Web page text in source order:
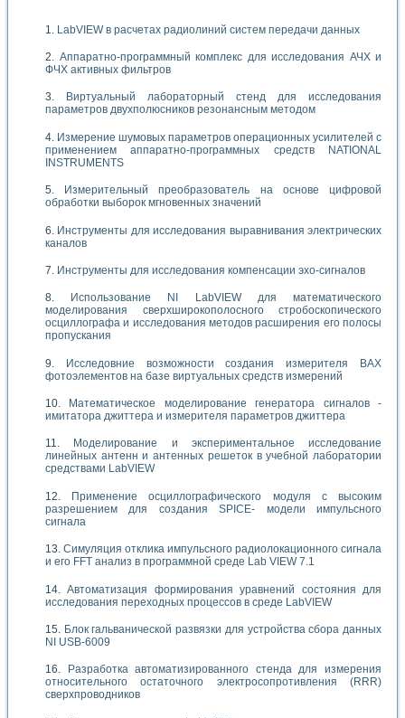
LabVIEW в расчетах радиолиний систем передачи данных
Аппаратно-программный комплекс для исследования АЧХ и
ФЧХ активных фильтров
Виртуальный лабораторный стенд для исследования
параметров двухполюсников резонансным методом
Измерение шумовых параметров операционных усилителей с
применением аппаратно-программных средств NATIONAL
INSTRUMENTS
Измерительный преобразователь на основе цифровой
обработки выборок мгновенных значений
Инструменты для исследования выравнивания электрических
каналов
Инструменты для исследования компенсации эхо-сигналов
Использование NI LabVIEW для математического
моделирования сверхширокополосного стробоскопического
осциллографа и исследования методов расширения его полосы
пропускания
Исследовние возможности создания измерителя ВАХ
фотоэлементов на базе виртуальных средств измерений
Математическое моделирование генератора сигналов -
имитатора джиттера и измерителя параметров джиттера
Моделирование и экспериментальное исследование
линейных антенн и антенных решеток в учебной лаборатории
средствами LabVIEW
Применение осциллографического модуля с высоким
разрешением для создания SPICE- модели импульсного
сигнала
Симуляция отклика импульсного радиолокационного сигнала
и его FFT анализ в программной среде Lab VIEW 7.1
Автоматизация формирования уравнений состояния для
исследования переходных процессов в среде LabVIEW
Блок гальванической развязки для устройства сбора данных
NI USB-6009
Разработка автоматизированного стенда для измерения
относительного остаточного электросопротивления (RRR)
сверхпроводников